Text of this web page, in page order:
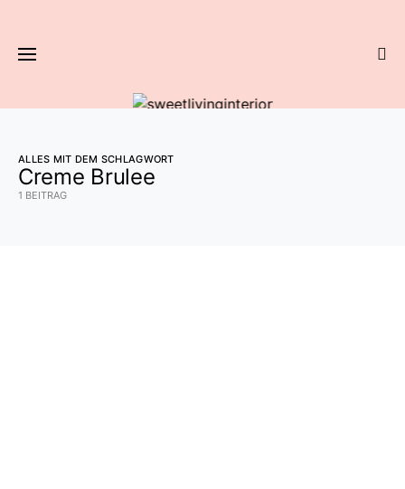
ALLES MIT DEM SCHLAGWORT
Creme Brulee
1 BEITRAG